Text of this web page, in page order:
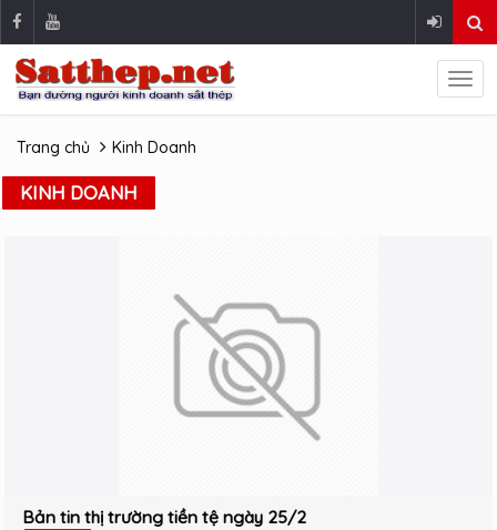
Trang chủ Kinh Doanh
KINH DOANH
Bản tin thị trường tiền tệ ngày 25/2